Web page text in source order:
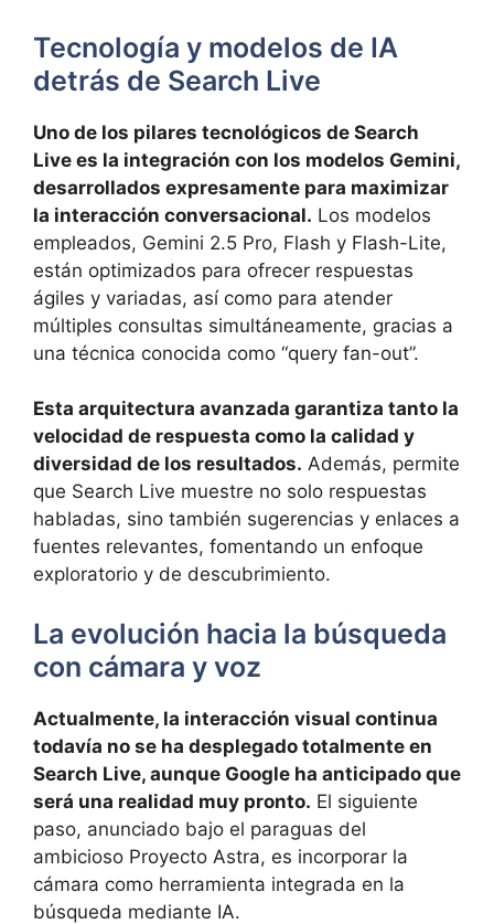
Tecnología y modelos de IA
detrás de Search Live
Uno de los pilares tecnológicos de Search
Live es la integración con los modelos Gemini,
desarrollados expresamente para maximizar
la interacción conversacional. Los modelos
empleados, Gemini 2.5 Pro, Flash y Flash-Lite,
están optimizados para ofrecer respuestas
ágiles y variadas, así como para atender
múltiples consultas simultáneamente, gracias a
una técnica conocida como “query fan-out”.
Esta arquitectura avanzada garantiza tanto la
velocidad de respuesta como la calidad y
diversidad de los resultados. Además, permite
que Search Live muestre no solo respuestas
habladas, sino también sugerencias y enlaces a
fuentes relevantes, fomentando un enfoque
exploratorio y de descubrimiento.
La evolución hacia la búsqueda
con cámara y voz
Actualmente, la interacción visual continua
todavía no se ha desplegado totalmente en
Search Live, aunque Google ha anticipado que
será una realidad muy pronto. El siguiente
paso, anunciado bajo el paraguas del
ambicioso Proyecto Astra, es incorporar la
cámara como herramienta integrada en la
búsqueda mediante IA.